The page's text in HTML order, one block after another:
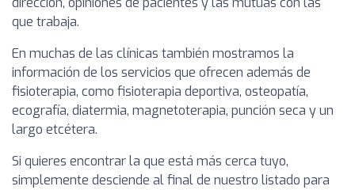
que trabaja.
En muchas de las clínicas también mostramos la
información de los servicios que ofrecen además de
fisioterapia, como fisioterapia deportiva, osteopatía,
ecografía, diatermia, magnetoterapia, punción seca y un
largo etcétera.
Si quieres encontrar la que está más cerca tuyo,
simplemente desciende al final de nuestro listado para